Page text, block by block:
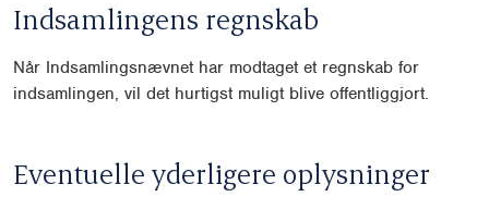
Indsamlingens regnskab
Når Indsamlingsnævnet har modtaget et regnskab for
indsamlingen, vil det hurtigst muligt blive offentliggjort.
Eventuelle yderligere oplysninger